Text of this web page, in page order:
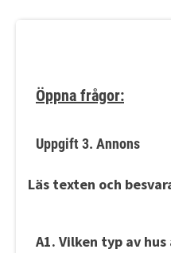
Öppna frågor:
Uppgift 3. Annons
Läs texten och
A1. Vilken typ av